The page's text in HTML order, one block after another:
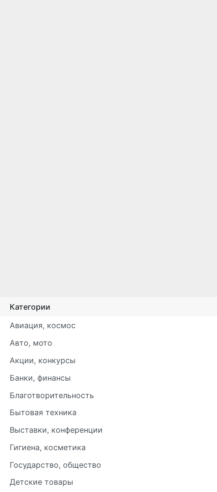
Категории
Авиация, космос
Авто, мото
Акции, конкурсы
Банки, финансы
Благотворительность
Бытовая техника
Выставки, конференции
Гигиена, косметика
Государство, общество
Детские товары